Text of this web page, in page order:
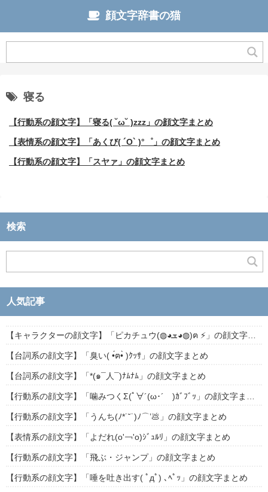
顔文字辞書の猫
寝る
【行動系の顔文字】「寝る( ˘ω˘ )zzz」の顔文字まとめ
【表情系の顔文字】「あくび( ´O` )°゜」の顔文字まとめ
【行動系の顔文字】「スヤァ」の顔文字まとめ
検索
人気記事
【台詞系の顔文字】「臭い( •́ฅ•̀ )ｸｯｻ」の顔文字まとめ
【台詞系の顔文字】「*(๑¯人¯)ﾅﾑﾅﾑ」の顔文字まとめ
【行動系の顔文字】「うんち(ﾉ*˙˘˙)ﾉ⌒’💩」の顔文字まとめ
【表情系の顔文字】「よだれ(о'￢'о)ｼﾞｭﾙﾘ」の顔文字まとめ
【行動系の顔文字】「飛ぶ・ジャンプ」の顔文字まとめ
【行動系の顔文字】「唾を吐き出す( ﾟдﾟ) ､ﾍﾟｯ」の顔文字まとめ